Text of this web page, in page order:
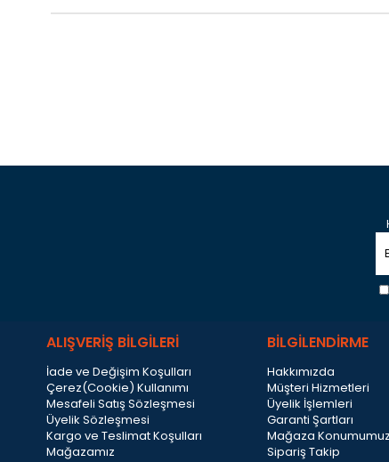
ALIŞVERİŞ BİLGİLERİ
İade ve Değişim Koşulları
Çerez(Cookie) Kullanımı
Mesafeli Satış Sözleşmesi
Üyelik Sözleşmesi
Kargo ve Teslimat Koşulları
Mağazamız
BİLGİLENDİRME
Hakkımızda
Müşteri Hizmetleri
Üyelik İşlemleri
Garanti Şartları
Mağaza Konumumuz
Sipariş Takip